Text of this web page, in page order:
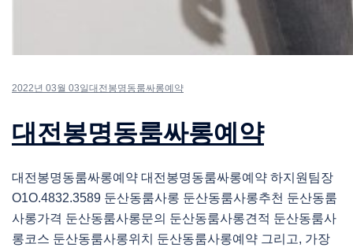
2022년 03월 03일 대전봉명동룸싸롱예약
대전봉명동룸싸롱예약
대전봉명동룸싸롱예약 대전봉명동룸싸롱예약 하지원팀장
O1O.4832.3589 둔산동룸사롱 둔산동룸사롱추천 둔산동룸
사롱가격 둔산동룸사롱문의 둔산동룸사롱견적 둔산동룸사
롱코스 둔산동룸사롱위치 둔산동룸사롱예약 그리고, 가장